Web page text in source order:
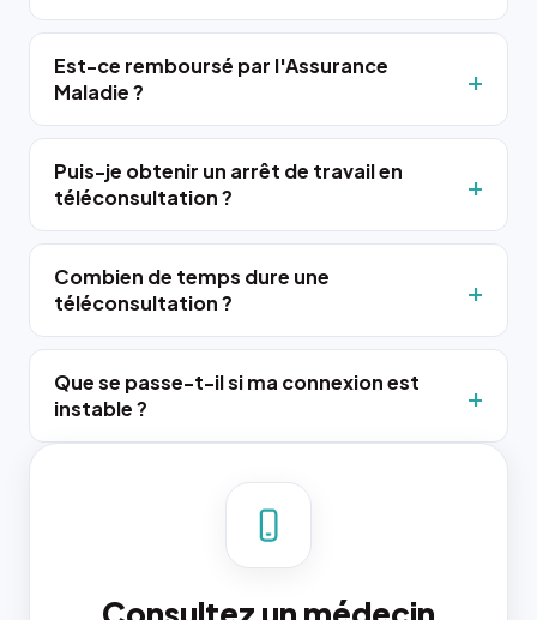
Est-ce remboursé par l'Assurance
Maladie ?
Puis-je obtenir un arrêt de travail en
téléconsultation ?
Combien de temps dure une
téléconsultation ?
Que se passe-t-il si ma connexion est
instable ?